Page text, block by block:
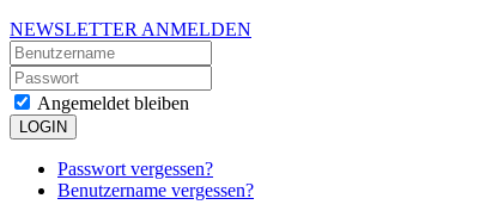
NEWSLETTER ANMELDEN
Angemeldet bleiben
LOGIN
Passwort vergessen?
Benutzername vergessen?